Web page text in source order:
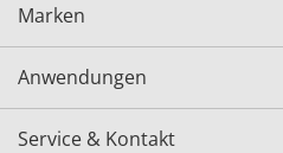
Marken
Anwendungen
Service & Kontakt